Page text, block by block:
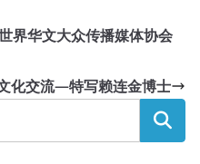
界华文大众传播媒体协会
化交流—特写赖连金博士